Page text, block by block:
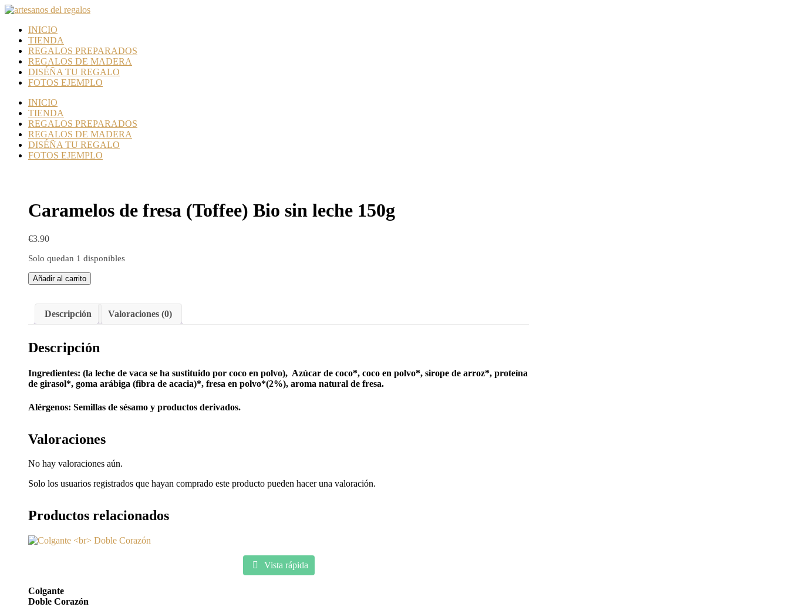
INICIO
TIENDA
REGALOS PREPARADOS
REGALOS DE MADERA
DISÉÑA TU REGALO
FOTOS EJEMPLO
INICIO
TIENDA
REGALOS PREPARADOS
REGALOS DE MADERA
DISÉÑA TU REGALO
FOTOS EJEMPLO
Caramelos de fresa (Toffee) Bio sin leche 150g
€3.90
Solo quedan 1 disponibles
Caramelos
de
(Toffee)
150g
Añadir al carrito
Descripción Valoraciones (0)
Descripción
Ingredientes: (la leche de vaca se ha sustituido por coco en polvo), Azúcar de coco*, coco en polvo*, sirope de arroz*, proteína
de girasol*, goma arábiga (fibra de acacia)*, fresa en polvo*(2%), aroma natural de fresa.
Alérgenos: Semillas de sésamo y productos derivados.
Valoraciones
No hay valoraciones aún.
Solo los usuarios registrados que hayan comprado este producto pueden hacer una valoración.
Productos relacionados
Vista rápida
Colgante
Doble Corazón